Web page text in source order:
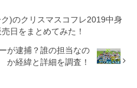
)のクリスマスコフレ2019中身
日をまとめてみた！
が逮捕？誰の担当なの
か経緯と詳細を調査！